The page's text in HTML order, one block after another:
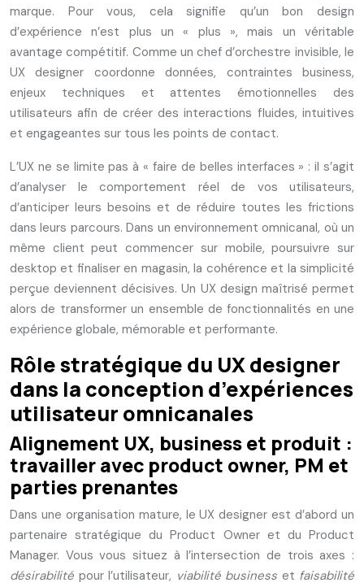
marque. Pour vous, cela signifie qu’un bon design
d’expérience n’est plus un « plus », mais un véritable
avantage compétitif. Comme un chef d’orchestre invisible, le
UX designer coordonne données, contraintes business,
enjeux techniques et attentes émotionnelles des
utilisateurs afin de créer des interactions fluides, intuitives
et engageantes sur tous les points de contact.
L’UX ne se limite pas à « faire de belles interfaces » : il s’agit
d’analyser le comportement réel de vos utilisateurs,
d’anticiper leurs besoins et de réduire toutes les frictions
dans leurs parcours. Dans un environnement omnicanal, où un
même client peut commencer sur mobile, poursuivre sur
desktop et finaliser en magasin, la cohérence et la simplicité
perçue deviennent décisives. Un UX design maîtrisé permet
alors de transformer un ensemble de fonctionnalités en une
expérience globale, mémorable et performante.
Rôle stratégique du UX designer
dans la conception d’expériences
utilisateur omnicanales
Alignement UX, business et produit :
travailler avec product owner, PM et
parties prenantes
Dans une organisation mature, le UX designer est d’abord un
partenaire stratégique du Product Owner et du Product
Manager. Vous vous situez à l’intersection de trois axes :
désirabilité pour l’utilisateur, viabilité business et faisabilité